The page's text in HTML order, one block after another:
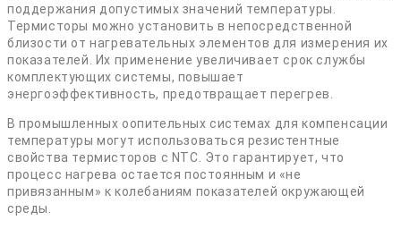
поддержания допустимых значений температуры.
Термисторы можно установить в непосредственной
близости от нагревательных элементов для измерения их
показателей. Их применение увеличивает срок службы
комплектующих системы, повышает
энергоэффективность, предотвращает перегрев.
В промышленных оопительных системах для компенсации
температуры могут использоваться резистентные
свойства термисторов с NTC. Это гарантирует, что
процесс нагрева остается постоянным и «не
привязанным» к колебаниям показателей окружающей
среды.